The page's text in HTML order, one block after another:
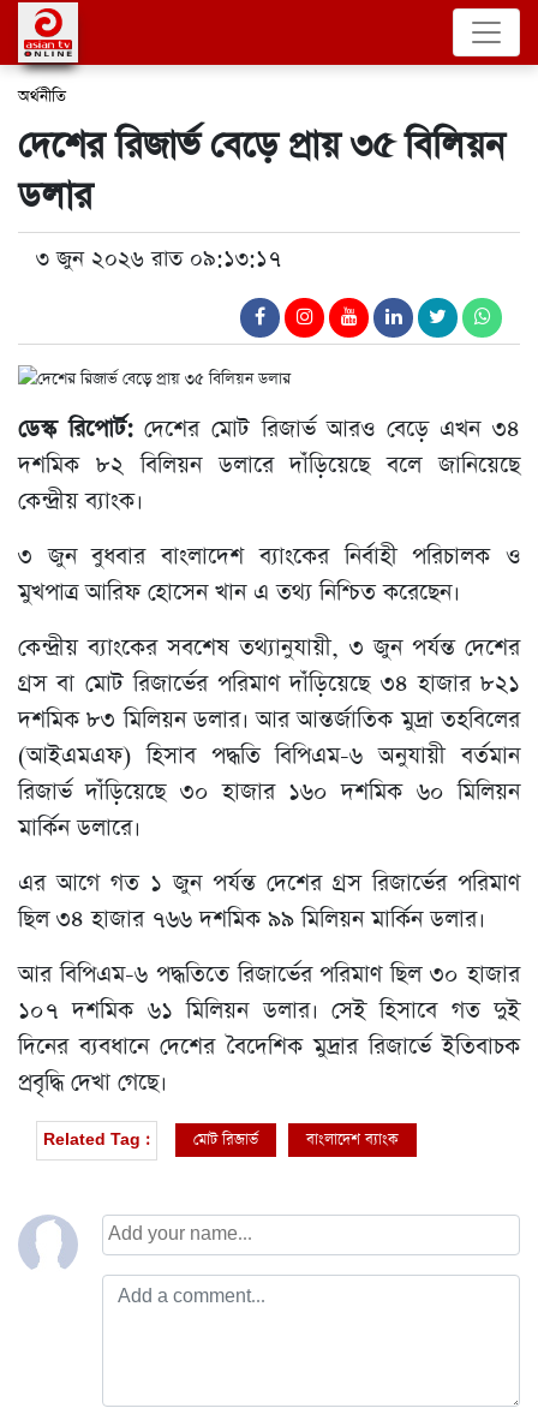
অর্থনীতি
দেশের রিজার্ভ বেড়ে প্রায় ৩৫ বিলিয়ন
ডলার
৩ জুন ২০২৬ রাত ০৯:১৩:১৭
ডেস্ক রিপোর্ট:দেশের মোট রিজার্ভ আরও বেড়ে এখন ৩৪
দশমিক ৮২ বিলিয়ন ডলারে দাঁড়িয়েছে বলে জানিয়েছে
কেন্দ্রীয় ব্যাংক।
৩ জুন বুধবার বাংলাদেশ ব্যাংকের নির্বাহী পরিচালক ও
মুখপাত্র আরিফ হোসেন খান এ তথ্য নিশ্চিত করেছেন।
কেন্দ্রীয় ব্যাংকের সবশেষ তথ্যানুযায়ী, ৩ জুন পর্যন্ত দেশের
গ্রস বা মোট রিজার্ভের পরিমাণ দাঁড়িয়েছে ৩৪ হাজার ৮২১
দশমিক ৮৩ মিলিয়ন ডলার। আর আন্তর্জাতিক মুদ্রা তহবিলের
(আইএমএফ) হিসাব পদ্ধতি বিপিএম-৬ অনুযায়ী বর্তমান
রিজার্ভ দাঁড়িয়েছে ৩০ হাজার ১৬০ দশমিক ৬০ মিলিয়ন
মার্কিন ডলারে।
এর আগে গত ১ জুন পর্যন্ত দেশের গ্রস রিজার্ভের পরিমাণ
ছিল ৩৪ হাজার ৭৬৬ দশমিক ৯৯ মিলিয়ন মার্কিন ডলার।
আর বিপিএম-৬ পদ্ধতিতে রিজার্ভের পরিমাণ ছিল ৩০ হাজার
১০৭ দশমিক ৬১ মিলিয়ন ডলার। সেই হিসাবে গত দুই
দিনের ব্যবধানে দেশের বৈদেশিক মুদ্রার রিজার্ভে ইতিবাচক
প্রবৃদ্ধি দেখা গেছে।
Related Tag : মোট রিজার্ভ বাংলাদেশ ব্যাংক